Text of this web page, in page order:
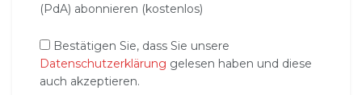
(PdA) abonnieren (kostenlos)
Bestätigen Sie, dass Sie unsere
Datenschutzerklärung gelesen haben und diese
auch akzeptieren.